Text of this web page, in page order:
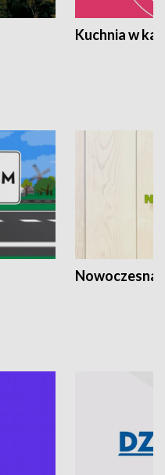
Kuchnia w
Nowoczesna